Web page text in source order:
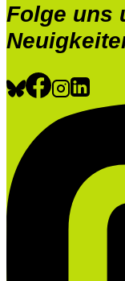
Folge uns